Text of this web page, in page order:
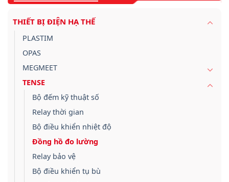
THIẾT BỊ ĐIỆN HẠ THẾ
PLASTIM
OPAS
MEGMEET
TENSE
Bộ đếm kỹ thuật số
Relay thời gian
Bộ điều khiển nhiệt độ
Đồng hồ đo lường
Relay bảo vệ
Bộ điều khiển tụ bù